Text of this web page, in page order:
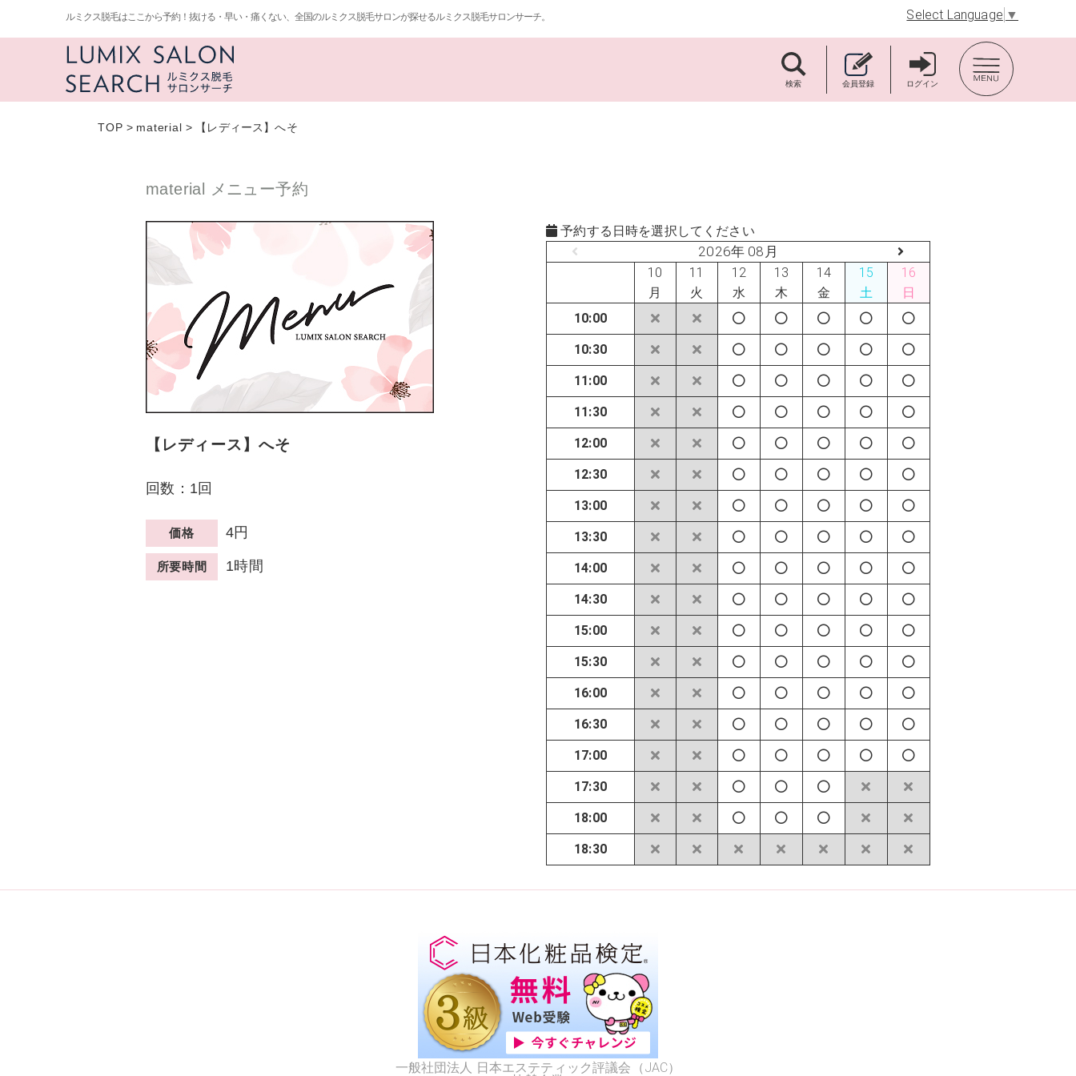
ルミクス脱毛はここから予約！抜ける・早い・痛くない、全国のルミクス脱毛サロンが探せるルミクス脱毛サロンサーチ。 Select Language ▼
検索 会員登録 ログイン
TOP > material > 【レディース】へそ
material メニュー予約
【レディース】へそ
回数：1回
価格 4円
所要時間 1時間
予約する日時を選択してください
2026年 08月
10
月
11
火
12
水
13
木
14
金
15
土
16
日
10:00
10:30
11:00
11:30
12:00
12:30
13:00
13:30
14:00
14:30
15:00
15:30
16:00
16:30
17:00
17:30
18:00
18:30
一般社団法人 日本エステティック評議会（JAC）